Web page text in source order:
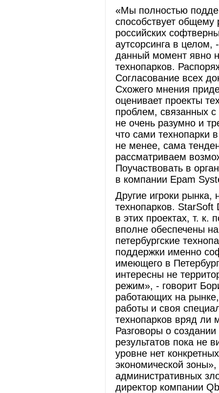
«Мы полностью
способствует общему
российских
аутсорсинга в
данный момент явно
технопарков.
Согласование всех
Схожего мнения
оценивает проекты
проблем, связанных
не очень разумно и
что сами технопарки
не менее, сама
рассматриваем
Поучаствовать в
в компании Epam
Другие игроки рынка,
технопарков. StarSoft
в этих проектах, т. к.
вполне обеспечены
петербургские
поддержки именно
имеющего в
интересны не
режим», - говорит
работающих на
работы и своя
технопарков вряд ли
Разговоры о
результатов пока не
уровне нет
экономической
административных
директор компании